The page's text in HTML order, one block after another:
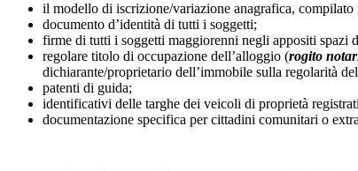
il modello di iscrizione/variazione anagrafica, compilato
documento d’identità di tutti i soggetti;
firme di tutti i soggetti maggiorenni negli appositi spazi
regolare titolo di occupazione dell’alloggio (rogito
dichiarante/proprietario dell’immobile sulla regolarità
patenti di guida;
identificativi delle targhe dei veicoli di proprietà
documentazione specifica per cittadini comunitari o